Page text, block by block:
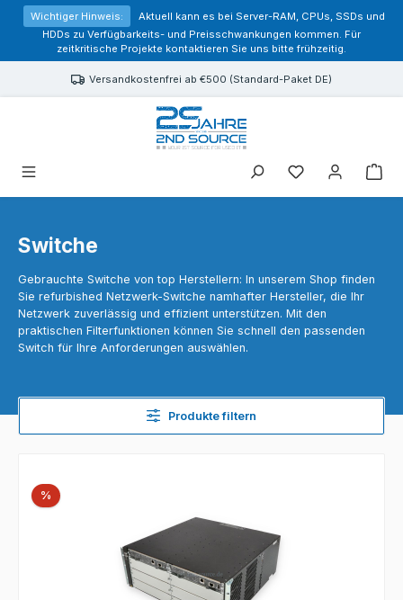
springen
Wichtiger Hinweis:
Aktuell kann es bei Server-RAM, CPUs, SSDs und
HDDs zu Verfügbarkeits- und Preisschwankungen kommen. Für
zeitkritische Projekte kontaktieren Sie uns bitte frühzeitig.
Versandkostenfrei ab €500 (Standard-Paket DE)
Sie haben 0
Switche
Gebrauchte Switche von top Herstellern: In unserem Shop finden
Sie refurbished Netzwerk-Switche namhafter Hersteller, die Ihr
Netzwerk zuverlässig und effizient unterstützen. Mit den
praktischen Filterfunktionen können Sie schnell den passenden
Switch für Ihre Anforderungen auswählen.
Produkte filtern
%Rabatt